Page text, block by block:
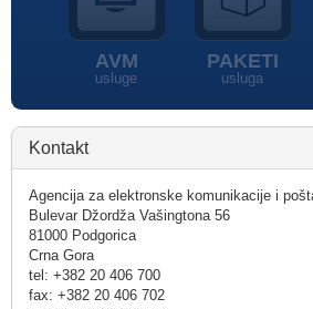
AVM
usluge
PAKETI
usluga
Kontakt
Agencija za elektronske komunikacije i
Bulevar Džordža Vašingtona 56
81000 Podgorica
Crna Gora
tel: +382 20 406 700
fax: +382 20 406 702